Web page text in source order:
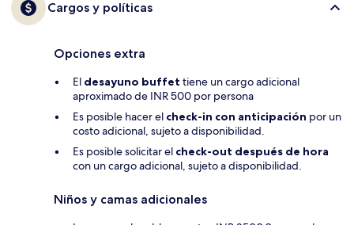
Cargos y políticas
Opciones extra
El desayuno buffet tiene un cargo adicional
aproximado de INR 500 por persona
Es posible hacer el check-in con anticipación por un
costo adicional, sujeto a disponibilidad.
Es posible solicitar el check-out después de hora
con un cargo adicional, sujeto a disponibilidad.
Niños y camas adicionales